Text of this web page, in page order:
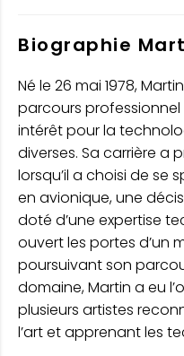
Biographie
Né le 26 mai 1978,
parcours
intérêt pour la
diverses. Sa carrière a
lorsqu’il a choisi de se
en avionique, une
doté d’une expertise
ouvert les portes d’un
poursuivant son
domaine, Martin a eu
plusieurs artistes
l’art et apprenant les